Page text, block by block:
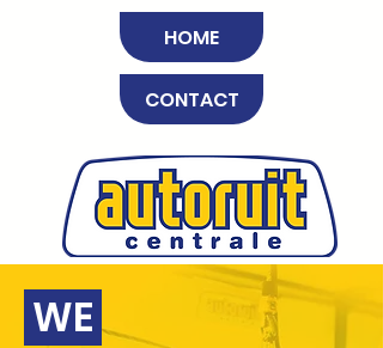
HOME
CONTACT
WE